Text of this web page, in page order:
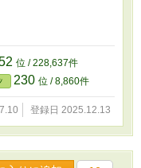
位 / 228,637件
230 位 / 8,860件
登録日 2025.12.13